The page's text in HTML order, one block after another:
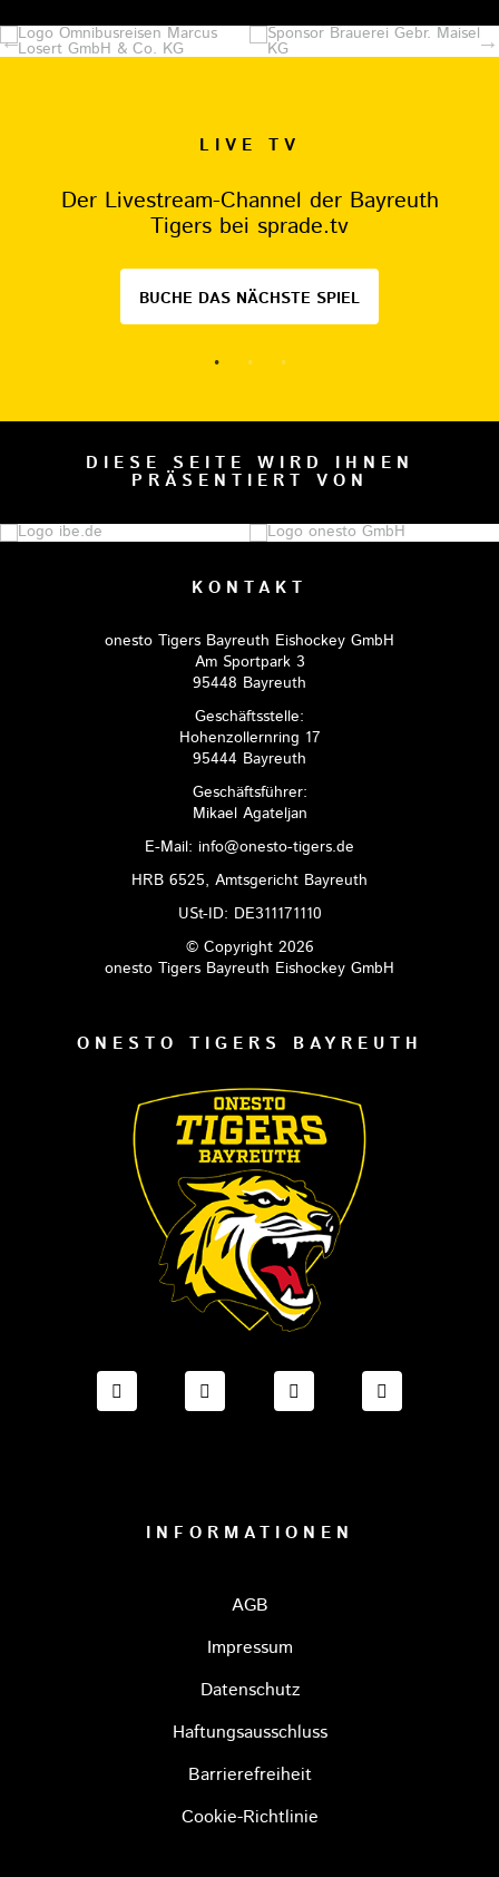
LIVE TV
Der Livestream-Channel der Bayreuth
Tigers bei sprade.tv
BUCHE DAS NÄCHSTE SPIEL
DIESE SEITE WIRD IHNEN
PRÄSENTIERT VON
KONTAKT
onesto Tigers Bayreuth Eishockey GmbH
Am Sportpark 3
95448 Bayreuth
Geschäftsstelle:
Hohenzollernring 17
95444 Bayreuth
Geschäftsführer:
Mikael Agateljan
E-Mail: info@onesto-tigers.de
HRB 6525, Amtsgericht Bayreuth
USt-ID: DE311171110
© Copyright 2026
onesto Tigers Bayreuth Eishockey GmbH
ONESTO TIGERS BAYREUTH
FACEBOOK ONESTO TIGERS BAYREUTH
INSTAGRAM ONESTO TIGERS
TIKTOK ONESTO
INFORMATIONEN
AGB
Impressum
Datenschutz
Haftungsausschluss
Barrierefreiheit
Cookie-Richtlinie